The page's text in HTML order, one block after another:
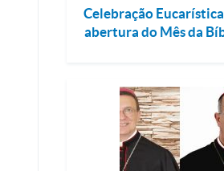
Celebração
abertura do Mês da